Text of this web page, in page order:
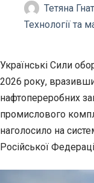
Тетяна
Технології та
Українські Сили
2026 року,
нафтопереробних
промислового
наголосило на
Російської